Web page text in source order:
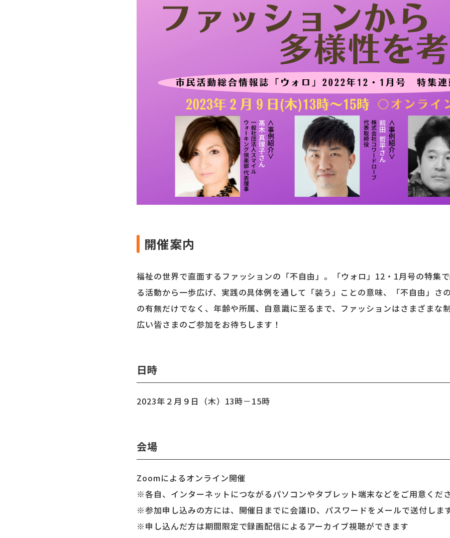
開催案内
福祉の世界で直面するファッションの「不自由」。
「ウォロ」12・1月号の特集
る活動から一歩広げ、 実践の具体例を通して「装う」ことの意味、「不自由」さ
の有無だけでなく、年齢や所属、自意識に至るまで、ファッションはさまざまな
広い皆さまのご参加をお待ちします！
日時
2023年２月９日（木）13時－15時
会場
Zoomによるオンライン開催
※各自、インターネットにつながるパソコンやタブレット端末などをご用意くだ
※参加申し込みの方には、開催日までに会議ID、パスワードをメールで送付しま
※申し込んだ方は期間限定で録画配信によるアーカイブ視聴ができます